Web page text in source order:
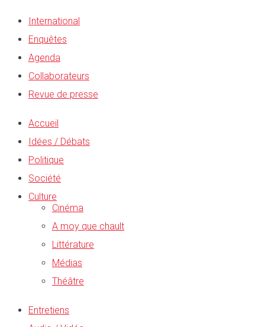
International
Enquêtes
Agenda
Collaborateurs
Revue de presse
Accueil
Idées / Débats
Politique
Société
Culture
Cinéma
A moy que chault
Littérature
Médias
Théâtre
Entretiens